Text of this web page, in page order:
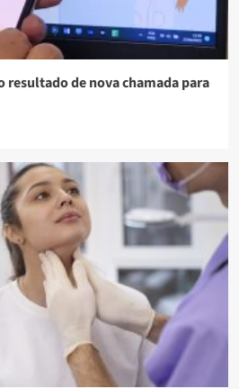
resultado de nova chamada para